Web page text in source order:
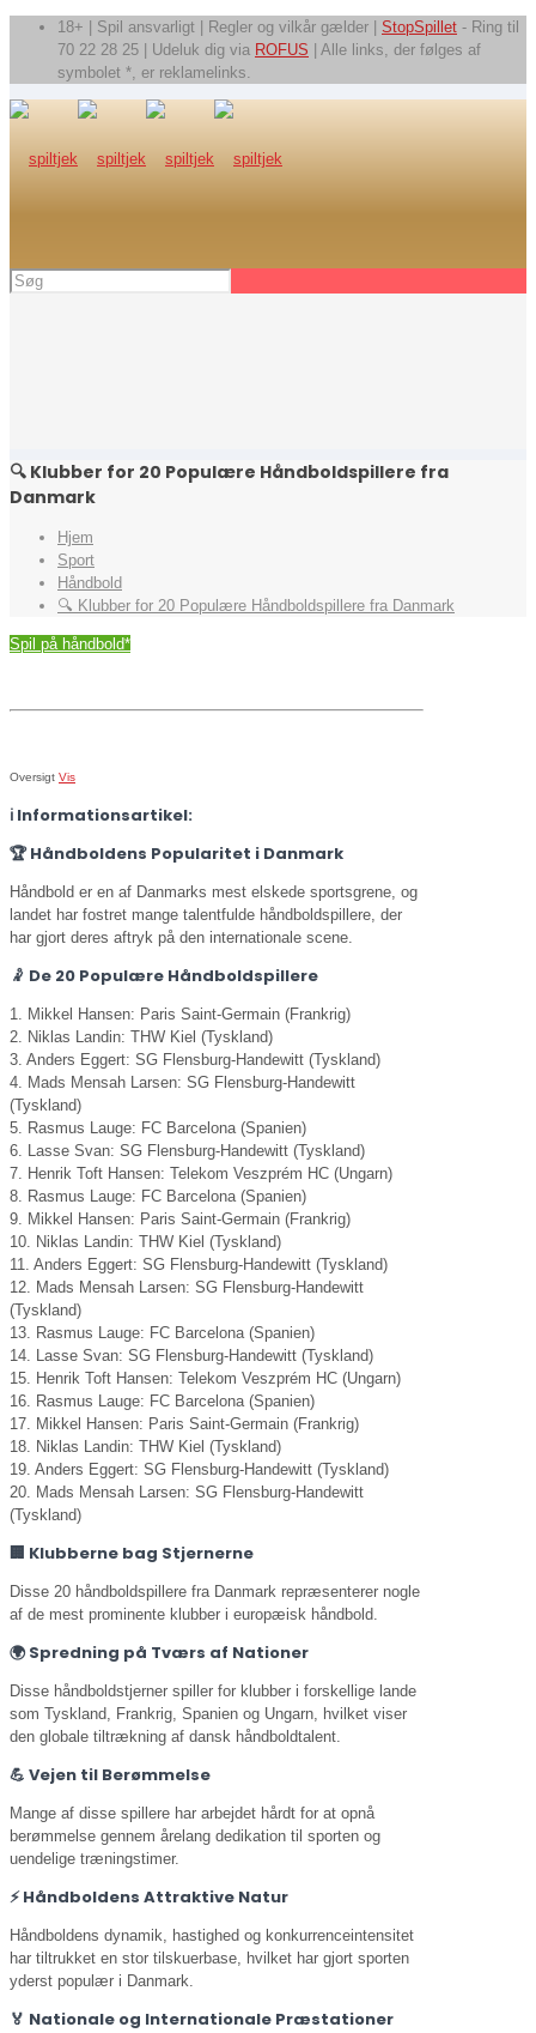
18+ | Spil ansvarligt | Regler og vilkår gælder | StopSpillet - Ring til
70 22 28 25 | Udeluk dig via ROFUS | Alle links, der følges af
symbolet *, er reklamelinks.
🔍 Klubber for 20 Populære Håndboldspillere fra
Danmark
Hjem
Sport
Håndbold
🔍 Klubber for 20 Populære Håndboldspillere fra Danmark
Spil på håndbold*
Oversigt Vis
ℹ️ Informationsartikel:
🏆 Håndboldens Popularitet i Danmark
Håndbold er en af Danmarks mest elskede sportsgrene, og
landet har fostret mange talentfulde håndboldspillere, der
har gjort deres aftryk på den internationale scene.
🤾 De 20 Populære Håndboldspillere
1. Mikkel Hansen: Paris Saint-Germain (Frankrig)
2. Niklas Landin: THW Kiel (Tyskland)
3. Anders Eggert: SG Flensburg-Handewitt (Tyskland)
4. Mads Mensah Larsen: SG Flensburg-Handewitt
(Tyskland)
5. Rasmus Lauge: FC Barcelona (Spanien)
6. Lasse Svan: SG Flensburg-Handewitt (Tyskland)
7. Henrik Toft Hansen: Telekom Veszprém HC (Ungarn)
8. Rasmus Lauge: FC Barcelona (Spanien)
9. Mikkel Hansen: Paris Saint-Germain (Frankrig)
10. Niklas Landin: THW Kiel (Tyskland)
11. Anders Eggert: SG Flensburg-Handewitt (Tyskland)
12. Mads Mensah Larsen: SG Flensburg-Handewitt
(Tyskland)
13. Rasmus Lauge: FC Barcelona (Spanien)
14. Lasse Svan: SG Flensburg-Handewitt (Tyskland)
15. Henrik Toft Hansen: Telekom Veszprém HC (Ungarn)
16. Rasmus Lauge: FC Barcelona (Spanien)
17. Mikkel Hansen: Paris Saint-Germain (Frankrig)
18. Niklas Landin: THW Kiel (Tyskland)
19. Anders Eggert: SG Flensburg-Handewitt (Tyskland)
20. Mads Mensah Larsen: SG Flensburg-Handewitt
(Tyskland)
🏢 Klubberne bag Stjernerne
Disse 20 håndboldspillere fra Danmark repræsenterer nogle
af de mest prominente klubber i europæisk håndbold.
🌍 Spredning på Tværs af Nationer
Disse håndboldstjerner spiller for klubber i forskellige lande
som Tyskland, Frankrig, Spanien og Ungarn, hvilket viser
den globale tiltrækning af dansk håndboldtalent.
💪 Vejen til Berømmelse
Mange af disse spillere har arbejdet hårdt for at opnå
berømmelse gennem årelang dedikation til sporten og
uendelige træningstimer.
⚡ Håndboldens Attraktive Natur
Håndboldens dynamik, hastighed og konkurrenceintensitet
har tiltrukket en stor tilskuerbase, hvilket har gjort sporten
yderst populær i Danmark.
🏅 Nationale og Internationale Præstationer